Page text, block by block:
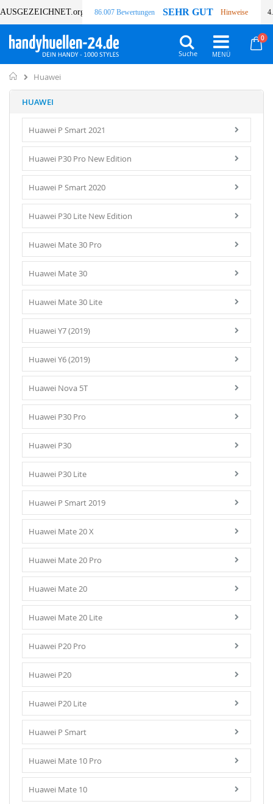
AUSGEZEICHNET.org 86.007 Bewertungen SEHR GUT Hinweise
0
Suche
Home
Huawei
HUAWEI
Huawei P Smart 2021
Huawei P30 Pro New Edition
Huawei P Smart 2020
Huawei P30 Lite New Edition
Huawei Mate 30 Pro
Huawei Mate 30
Huawei Mate 30 Lite
Huawei Y7 (2019)
Huawei Y6 (2019)
Huawei Nova 5T
Huawei P30 Pro
Huawei P30
Huawei P30 Lite
Huawei P Smart 2019
Huawei Mate 20 X
Huawei Mate 20 Pro
Huawei Mate 20
Huawei Mate 20 Lite
Huawei P20 Pro
Huawei P20
Huawei P20 Lite
Huawei P Smart
Huawei Mate 10 Pro
Huawei Mate 10